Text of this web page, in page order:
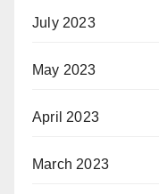
July 2023
May 2023
April 2023
March 2023